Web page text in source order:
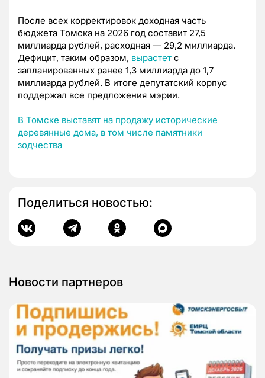
После всех корректировок доходная часть
бюджета Томска на 2026 год составит 27,5
миллиарда рублей, расходная — 29,2 миллиарда.
Дефицит, таким образом, вырастет с
запланированных ранее 1,3 миллиарда до 1,7
миллиарда рублей. В итоге депутатский корпус
поддержал все предложения мэрии.
В Томске выставят на продажу исторические
деревянные дома, в том числе памятники
зодчества
Поделиться новостью:
Новости партнеров